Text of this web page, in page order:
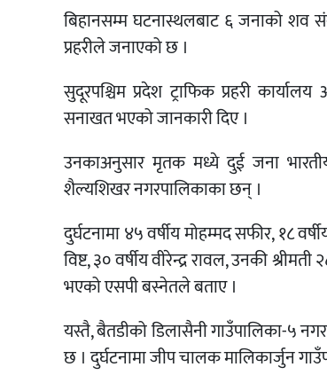
बिहानसम्म घटनास्थलबाट ६ जनाको शव
प्रहरीले जनाएको छ ।
सुदूरपश्चिम प्रदेश ट्राफिक प्रहरी
सनाखत भएको जानकारी दिए ।
उनकाअनुसार मृतक मध्ये दुई जना
शैल्यशिखर नगरपालिकाका छन् ।
दुर्घटनामा ४५ वर्षीय मोहम्मद सफीर, १८
विष्ट, ३० वर्षीय वीरेन्द्र रावल, उनकी
भएको एसपी बस्नेतले बताए ।
यस्तै, बैतडीको डिलासैनी गाउँपालिका-५
छ । दुर्घटनामा जीप चालक मालिकार्जुन